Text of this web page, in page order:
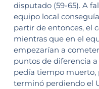
disputado (59-65). A
equipo local
partir de entonces, el
mientras que en el
empezarían a
puntos de diferencia a
pedía tiempo muerto,
terminó perdiendo el